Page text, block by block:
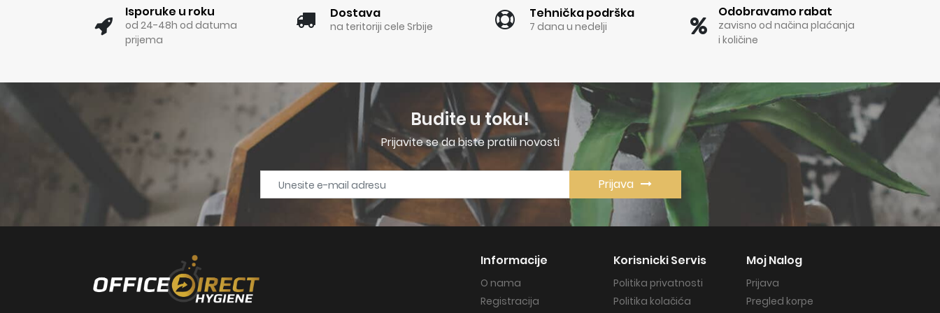
Isporuke u roku
od 24-48h od datuma
prijema
Dostava
na teritoriji cele Srbije
Tehnička podrška
7 dana u nedelji
Odobravamo rabat
zavisno od načina plaćanja
i količine
Budite u toku!
Prijavite se da biste pratili novosti
Prijava
Informacije
O nama
Registracija
Korisnicki Servis
Politika privatnosti
Politika kolačića
Moj Nalog
Prijava
Pregled korpe